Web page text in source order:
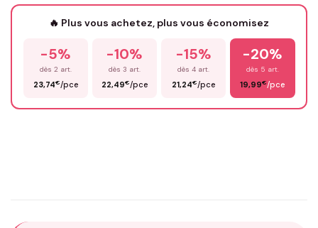
Prénom*
🔥 Plus vous achetez, plus vous économisez
-5%
dès 2 art.
23,74€/pce
-10%
dès 3 art.
22,49€/pce
-15%
dès 4 art.
21,24€/pce
-20%
dès 5 art.
19,99€/pce